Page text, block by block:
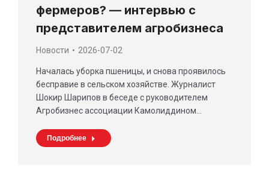
фермеров? — интервью с
представителем агробизнеса
Новости 2026-07-02
Началась уборка пшеницы, и снова проявилось
бесправие в сельском хозяйстве. Журналист
Шокир Шарипов в беседе с руководителем
Агробизнес ассоциации Камолиддином…
Подробнее